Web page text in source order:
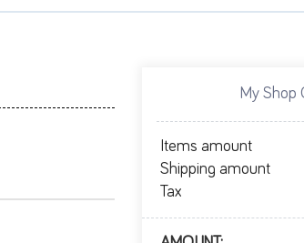
My Shop
Items amount
Shipping amount
Tax